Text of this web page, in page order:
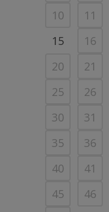
10
11
15
16
20
21
25
26
30
31
35
36
40
41
45
46